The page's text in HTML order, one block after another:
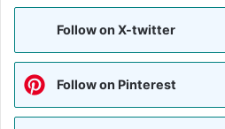
Follow on X-twitter
Follow on Pinterest